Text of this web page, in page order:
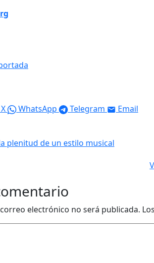
X WhatsApp Telegram Email
plenitud de un estilo musical
electrónico no será publicada.